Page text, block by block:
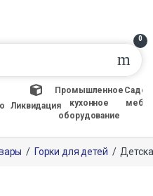
0
Ликвидация
Промышленное
кухонное
оборудование
/ Горки для детей /